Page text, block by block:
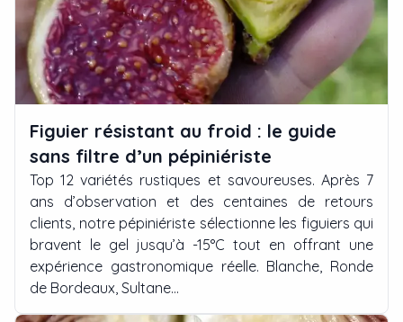
Figuier résistant au froid : le guide
sans filtre d’un pépiniériste
Top 12 variétés rustiques et savoureuses. Après 7
ans d’observation et des centaines de retours
clients, notre pépiniériste sélectionne les figuiers qui
bravent le gel jusqu’à -15°C tout en offrant une
expérience gastronomique réelle. Blanche, Ronde
de Bordeaux, Sultane…